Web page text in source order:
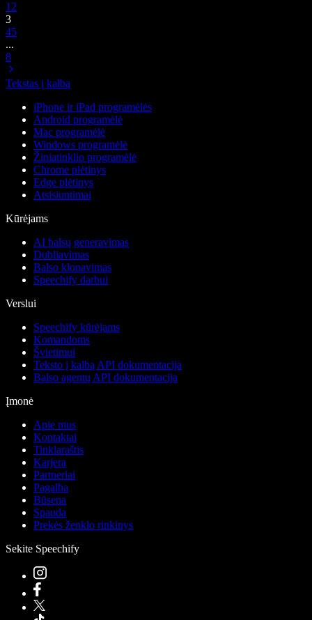
1 2
3
45
...
8
Tekstas į kalbą
iPhone ir iPad programėlės
Android programėlė
Mac programėlė
Windows programėlė
Žiniatinklio programėlė
Chrome plėtinys
Edge plėtinys
Atsisiuntimai
Kūrėjams
AI balsų generavimas
Dubliavimas
Balso klonavimas
Speechify darbui
Verslui
Speechify kūrėjams
Komandoms
Švietimui
Teksto į kalbą API dokumentacija
Balso agentų API dokumentacija
Įmonė
Apie mus
Kontaktai
Tinklaraštis
Karjera
Partneriai
Pagalba
Būsena
Spauda
Prekės ženklo rinkinys
Sekite Speechify